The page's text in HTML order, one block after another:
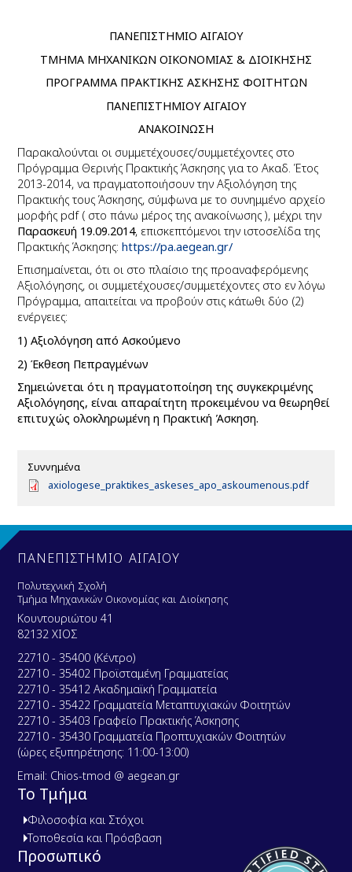
ΠΑΝΕΠΙΣΤΗΜΙΟ ΑΙΓΑΙΟΥ
ΤΜΗΜΑ ΜΗΧΑΝΙΚΩΝ ΟΙΚΟΝΟΜΙΑΣ & ΔΙΟΙΚΗΣΗΣ
ΠΡΟΓΡΑΜΜΑ ΠΡΑΚΤΙΚΗΣ ΑΣΚΗΣΗΣ ΦΟΙΤΗΤΩΝ
ΠΑΝΕΠΙΣΤΗΜΙΟΥ ΑΙΓΑΙΟΥ
ΑΝΑΚΟΙΝΩΣΗ
Παρακαλούνται οι συμμετέχουσες/συμμετέχοντες στο
Πρόγραμμα Θερινής Πρακτικής Άσκησης για το Ακαδ. Έτος
2013-2014, να πραγματοποιήσουν την Αξιολόγηση της
Πρακτικής τους Άσκησης, σύμφωνα με το συνημμένο αρχείο
μορφής pdf ( στο πάνω μέρος της ανακοίνωσης ), μέχρι την
Παρασκευή 19.09.2014, επισκεπτόμενοι την ιστοσελίδα της
Πρακτικής Άσκησης:https://pa.aegean.gr/
Επισημαίνεται, ότι οι στο πλαίσιο της προαναφερόμενης
Αξιολόγησης, οι συμμετέχουσες/συμμετέχοντες στο εν λόγω
Πρόγραμμα, απαιτείται να προβούν στις κάτωθι δύο (2)
ενέργειες:
1) Αξιολόγηση από Ασκούμενο
2) Έκθεση Πεπραγμένων
Σημειώνεται ότι η πραγματοποίηση της συγκεκριμένης
Αξιολόγησης, είναι απαραίτητη προκειμένου να θεωρηθεί
επιτυχώς ολοκληρωμένη η Πρακτική Άσκηση.
Συννημένα
D
u
e
n
t
axiologese_praktikes_askeses_apo_askoumenous.pdf
ΠΑΝΕΠΙΣΤΗΜΙΟ ΑΙΓΑΙΟΥ
Πολυτεχνική Σχολή
Τμήμα Μηχανικών Οικονομίας και Διοίκησης
Κουντουριώτου 41
82132 ΧΙΟΣ
22710 - 35400 (Κέντρο)
22710 - 35402 Προϊσταμένη Γραμματείας
22710 - 35412 Ακαδημαϊκή Γραμματεία
22710 - 35422 Γραμματεία Μεταπτυχιακών Φοιτητών
22710 - 35403 Γραφείο Πρακτικής Άσκησης
22710 - 35430 Γραμματεία Προπτυχιακών Φοιτητών
(ώρες εξυπηρέτησης: 11:00-13:00)
Email: Chios-tmod @ aegean.gr
Το Τμήμα
Φιλοσοφία και Στόχοι
Τοποθεσία και Πρόσβαση
Προσωπικό